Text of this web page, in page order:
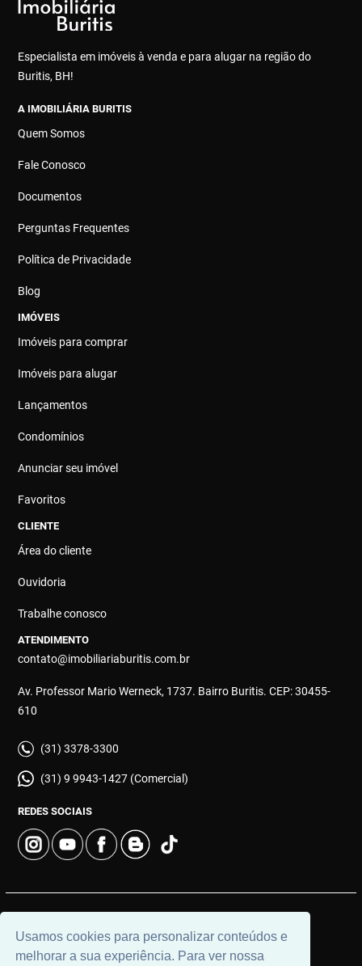
Usamos cookies para personalizar conteúdos e
melhorar a sua experiência. Para ver nossa
Especialista em imóveis à venda e para alugar na região do
Buritis, BH!
A IMOBILIÁRIA BURITIS
Quem Somos
Fale Conosco
Documentos
Perguntas Frequentes
Política de Privacidade
Blog
IMÓVEIS
Imóveis para comprar
Imóveis para alugar
Lançamentos
Condomínios
Anunciar seu imóvel
Favoritos
CLIENTE
Área do cliente
Ouvidoria
Trabalhe conosco
ATENDIMENTO
contato@imobiliariaburitis.com.br
Av. Professor Mario Werneck, 1737. Bairro Buritis. CEP: 30455-
610
(31) 3378-3300
(31) 9 9943-1427 (Comercial)
REDES SOCIAIS
Universal Software.